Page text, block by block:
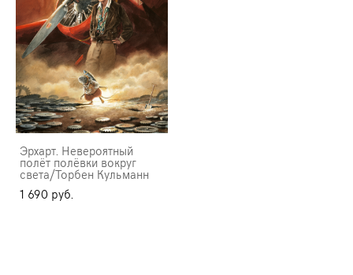
Эрхарт. Невероятный
полёт полёвки вокруг
света/Торбен Кульманн
1 690 pуб.